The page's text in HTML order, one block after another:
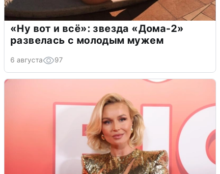
«Ну вот и всё»: звезда «Дома-2»
развелась с молодым мужем
6 августа 97